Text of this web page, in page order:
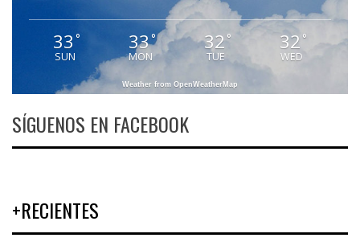
33 °
SUN
33°
MON
32 °
TUE
32 °
WED
Weather from OpenWeatherMap
SÍGUENOS EN FACEBOOK
+RECIENTES